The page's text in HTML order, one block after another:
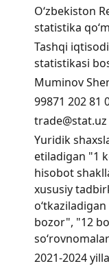
O‘zbekiston
statistika
Tashqi
statistikasi
Muminov
99871 202 81
trade@stat.uz
Yuridik
etiladigan "1
hisobot
xususiy
bozor", "12
2021-2024